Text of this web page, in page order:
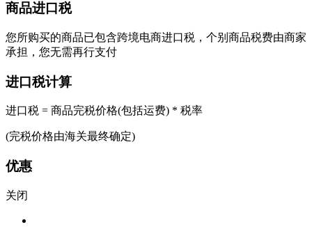
商品进口税
您所购买的商品已包含跨境电商进口税，个别商品税费由商家
承担，您无需再行支付
进口税计算
进口税 = 商品完税价格(包括运费) * 税率
(完税价格由海关最终确定)
优惠
关闭